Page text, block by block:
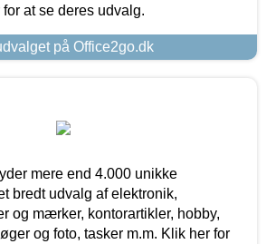
at se deres udvalg.
på Office2go.dk
mere end 4.000 unikke
bredt udvalg af elektronik,
og mærker, kontorartikler, hobby,
og foto, tasker m.m. Klik her for